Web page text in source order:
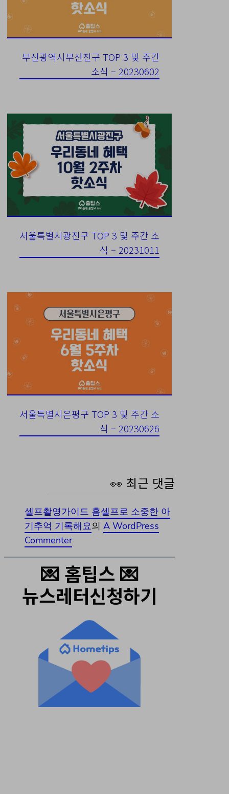
부산광역시부산진구 TOP 3 및 주간
소식 – 20230602
서울특별시광진구 TOP 3 및 주간 소
식 – 20231011
서울특별시은평구 TOP 3 및 주간 소
식 – 20230626
👀 최근 댓글
셀프촬영가이드 홈셀프로 소중한 아
기추억 기록해요의 A WordPress
Commenter
💌 홈팁스 💌
뉴스레터신청하기